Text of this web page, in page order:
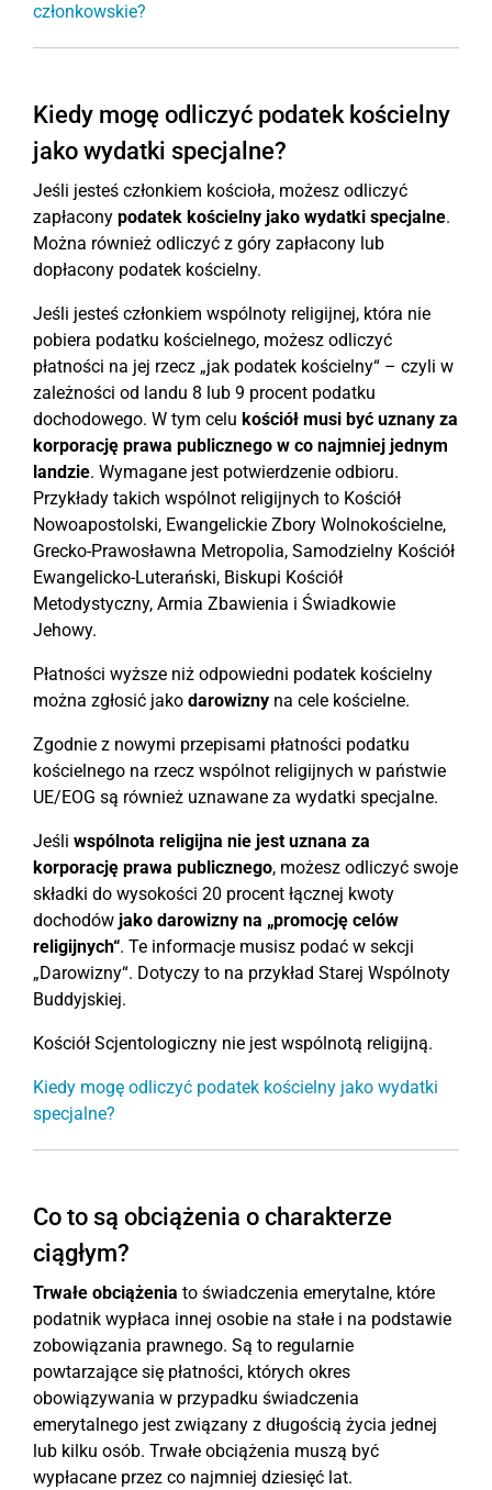
członkowskie?
Kiedy mogę odliczyć podatek kościelny
jako wydatki specjalne?
Jeśli jesteś członkiem kościoła, możesz odliczyć
zapłacony podatek kościelny jako wydatki specjalne.
Można również odliczyć z góry zapłacony lub
dopłacony podatek kościelny.
Jeśli jesteś członkiem wspólnoty religijnej, która nie
pobiera podatku kościelnego, możesz odliczyć
płatności na jej rzecz „jak podatek kościelny“ – czyli w
zależności od landu 8 lub 9 procent podatku
dochodowego. W tym celu kościół musi być uznany za
korporację prawa publicznego w co najmniej jednym
landzie. Wymagane jest potwierdzenie odbioru.
Przykłady takich wspólnot religijnych to Kościół
Nowoapostolski, Ewangelickie Zbory Wolnokościelne,
Grecko-Prawosławna Metropolia, Samodzielny Kościół
Ewangelicko-Luterański, Biskupi Kościół
Metodystyczny, Armia Zbawienia i Świadkowie
Jehowy.
Płatności wyższe niż odpowiedni podatek kościelny
można zgłosić jako darowizny na cele kościelne.
Zgodnie z nowymi przepisami płatności podatku
kościelnego na rzecz wspólnot religijnych w państwie
UE/EOG są również uznawane za wydatki specjalne.
Jeśli wspólnota religijna nie jest uznana za
korporację prawa publicznego, możesz odliczyć swoje
składki do wysokości 20 procent łącznej kwoty
dochodów jako darowizny na „promocję celów
religijnych“. Te informacje musisz podać w sekcji
„Darowizny“. Dotyczy to na przykład Starej Wspólnoty
Buddyjskiej.
Kościół Scjentologiczny nie jest wspólnotą religijną.
Kiedy mogę odliczyć podatek kościelny jako wydatki
specjalne?
Co to są obciążenia o charakterze
ciągłym?
Trwałe obciążenia to świadczenia emerytalne, które
podatnik wypłaca innej osobie na stałe i na podstawie
zobowiązania prawnego. Są to regularnie
powtarzające się płatności, których okres
obowiązywania w przypadku świadczenia
emerytalnego jest związany z długością życia jednej
lub kilku osób. Trwałe obciążenia muszą być
wypłacane przez co najmniej dziesięć lat.